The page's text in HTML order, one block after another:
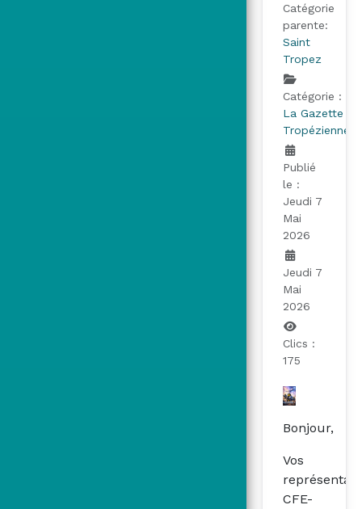
Catégorie
parente:
Saint
Tropez
Catégorie :
La Gazette
Tropézienne
Publié
le :
Jeudi 7
Mai
2026
Jeudi 7
Mai
2026
Clics :
175
Bonjour,
Vos
CFE-